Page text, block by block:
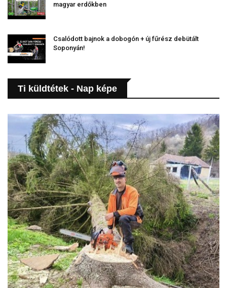
magyar erdőkben
Csalódott bajnok a dobogón + új fűrész debütált
Soponyán!
Ti küldtétek - Nap képe